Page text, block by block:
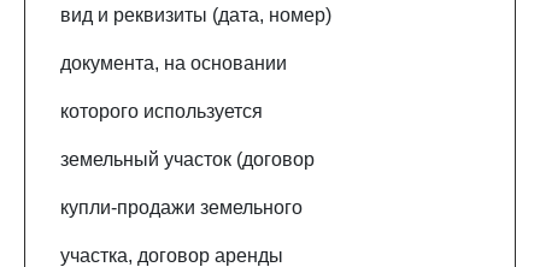
вид и реквизиты (дата, номер)
документа, на основании
которого используется
земельный участок (договор
купли-продажи земельного
участка, договор аренды